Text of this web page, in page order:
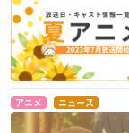
アニメ ニュース